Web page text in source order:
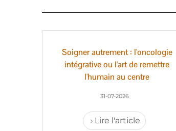
Soigner autrement : l'oncologie
intégrative ou l'art de remettre
l'humain au centre
31-07-2026
Lire l'article